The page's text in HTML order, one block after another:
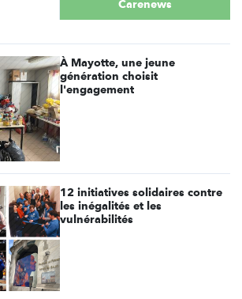
Carenews
À Mayotte, une jeune
génération choisit
l'engagement
12 initiatives solidaires contre
les inégalités et les
vulnérabilités